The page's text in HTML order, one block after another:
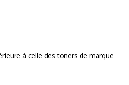
à celle des toners de marque